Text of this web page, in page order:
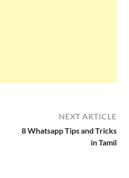
NEXT ARTICLE
8 Whatsapp Tips and Tricks
in Tamil